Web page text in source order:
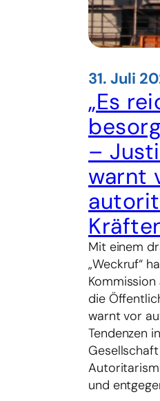
31. Juli
„Es
–
warnt
Mit einem
„Weckruf“
die
warnt vor
Tendenzen
und